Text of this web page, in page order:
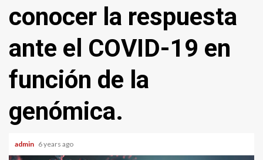
conocer la respuesta
ante el COVID-19 en
función de la
genómica.
admin 6 years ago